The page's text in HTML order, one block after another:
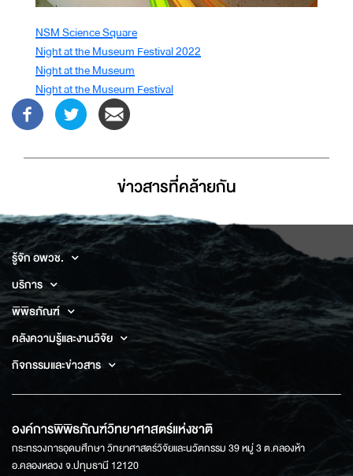
NSM Science Square
Night at the Museum Festival 2022
Night at the Museum
Night at the Museum Festival
ข่าวสารที่่คล้ายกัน
รู้จัก อพวช.
บริการ
พิพิธภัณฑ์
คลังความรู้และงานวิจัย
กิจกรรมและข่าวสาร
องค์การพิพิธภัณฑ์วิทยาศาสตร์แห่งชาติ
กระทรวงการอุดมศึกษา วิทยาศาสตร์วิจัยและนวัตกรรม 39 หมู่ 3 ต.คลองห้า
อ.คลองหลวง จ.ปทุมธานี 12120